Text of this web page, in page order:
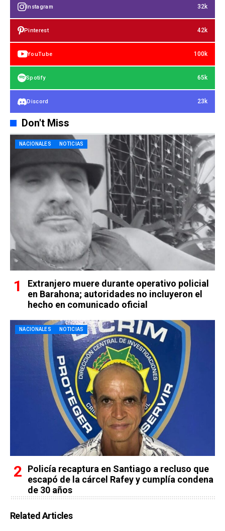
Instagram 32k
Pinterest 42k
YouTube 100k
Spotify 65k
Discord 23k
Don't Miss
NACIONALES NOTICIAS
Extranjero muere durante operativo policial
en Barahona; autoridades no incluyeron el
hecho en comunicado oficial
NACIONALES NOTICIAS
Policía recaptura en Santiago a recluso que
escapó de la cárcel Rafey y cumplía condena
de 30 años
Related Articles